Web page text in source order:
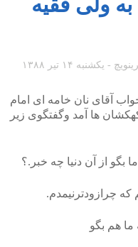
آقای نان خامه ای امام
ها آمد وگفتگوی زیر
بگو از آن دنیا چه خبر.؟
چرازودترنیمدم.
هم بگو